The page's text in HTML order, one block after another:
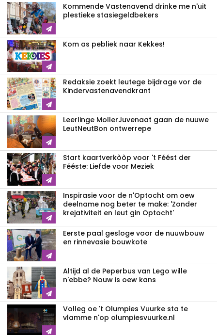
Kommende Vastenavend drinke me n'uit
plestieke stasiegeldbekers
Kom as pebliek naar Kekkes!
Redaksie zoekt leutege bijdrage vor de
Kindervastenavendkrant
Leerlinge MollerJuvenaat gaan de nuuwe
LeutNeutBon ontwerrepe
Start kaartverkòòp voor 't Féést der
Fééste: Liefde voor Meziek
Inspirasie voor de n'Optocht om oew
deelname nog beter te make: 'Zonder
krejativiteit en leut gin Optocht'
Eerste paal gesloge voor de nuuwbouw
en rinnevasie bouwkote
Altijd al de Peperbus van Lego wille
n'ebbe? Nouw is oew kans
Volleg oe 't Olumpies Vuurke sta te
vlamme n'op olumpiesvuurke.nl